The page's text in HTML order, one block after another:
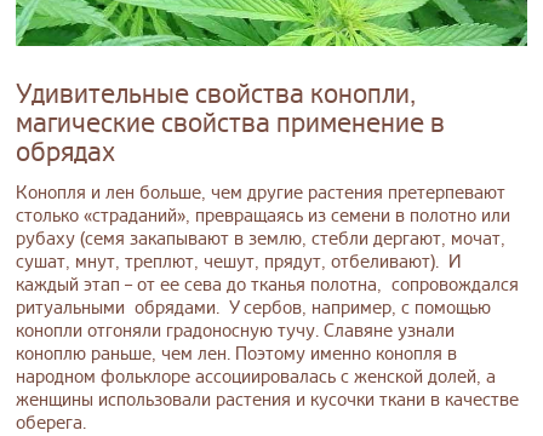
Удивительные свойства конопли,
магические свойства применение в
обрядах
Конопля и лен больше, чем другие растения претерпевают
столько «страданий», превращаясь из семени в полотно или
рубаху (семя закапывают в землю, стебли дергают, мочат,
сушат, мнут, треплют, чешут, прядут, отбеливают). И
каждый этап – от ее сева до тканья полотна, сопровождался
ритуальными обрядами. У сербов, например, с помощью
конопли отгоняли градоносную тучу. Славяне узнали
коноплю раньше, чем лен. Поэтому именно конопля в
народном фольклоре ассоциировалась с женской долей, а
женщины использовали растения и кусочки ткани в качестве
оберега.